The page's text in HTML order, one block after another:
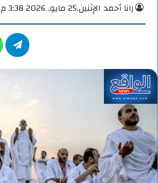
رانا أحمد الإثنين,25 مايو, 2026 3:38 م